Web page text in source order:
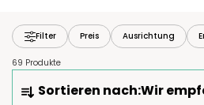
Filter Preis Ausrichtung
69 Produkte
Sortieren nach:Wir